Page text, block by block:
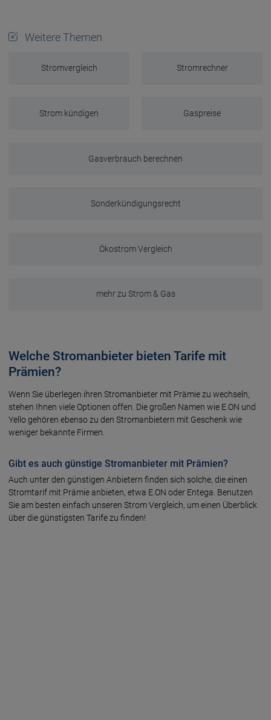
Weitere Themen
Stromvergleich Stromrechner
Strom kündigen Gaspreise
Gasverbrauch berechnen
Sonderkündigungsrecht
Ökostrom Vergleich
mehr zu Strom & Gas
Welche Stromanbieter bieten Tarife mit
Prämien?
Wenn Sie überlegen ihren Stromanbieter mit Prämie zu wechseln,
stehen Ihnen viele Optionen offen. Die großen Namen wie E.ON und
Yello gehören ebenso zu den Stromanbietern mit Geschenk wie
weniger bekannte Firmen.
Gibt es auch günstige Stromanbieter mit Prämien?
Auch unter den günstigen Anbietern finden sich solche, die einen
Stromtarif mit Prämie anbieten, etwa E.ON oder Entega. Benutzen
Sie am besten einfach unseren Strom Vergleich, um einen Überblick
über die günstigsten Tarife zu finden!